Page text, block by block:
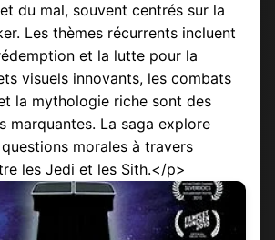
du mal, souvent centrés sur la
Les thèmes récurrents incluent
et la lutte pour la
visuels innovants, les combats
la mythologie riche sont des
marquantes. La saga explore
morales à travers
les Jedi et les Sith.</p>